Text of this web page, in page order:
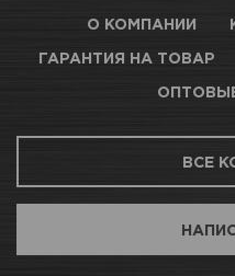
Новосибирск,
О КОМПАНИИ
ГАРАНТИЯ НА ТОВАР
ВСЕ